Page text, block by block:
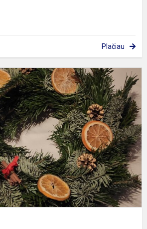
Plačiau